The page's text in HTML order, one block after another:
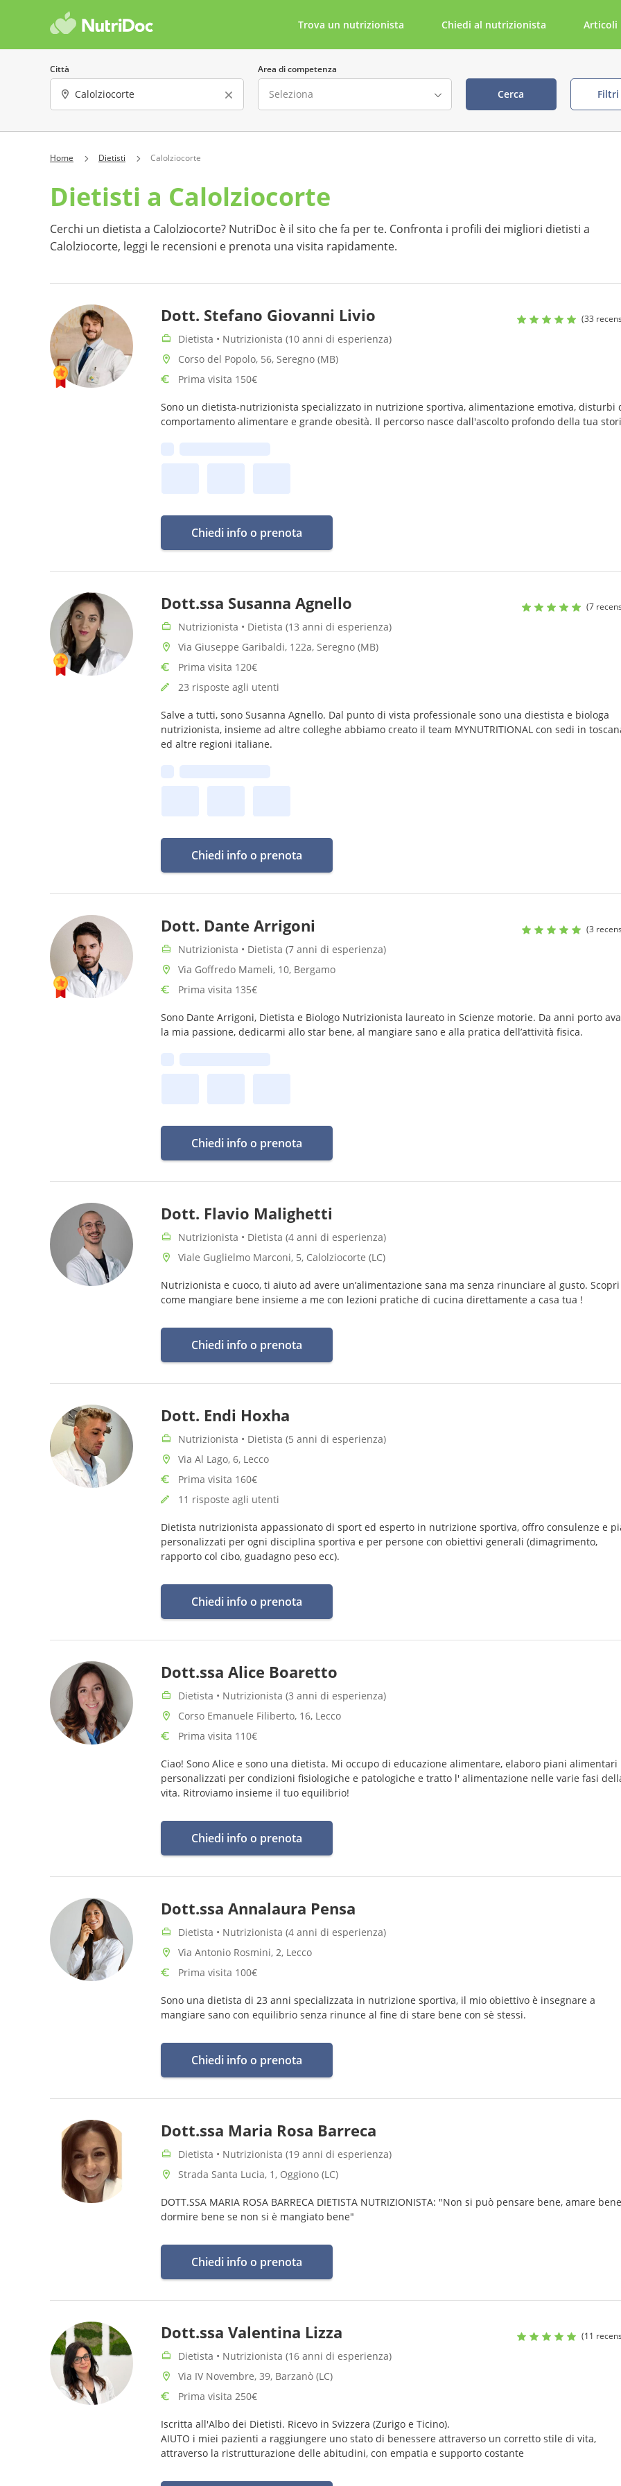
Trova un nutrizionista Chiedi al nutrizionista Articoli
Città Area di competenza
Cerca
Sesso Lingua parlata Cerca per parola chiave
Offre consulenze online
Costo della visita visibile
Ha almeno una recensione
Prenotabile tramite NutriDoc
Home Dietisti Calolziocorte
Dietisti a Calolziocorte
Cerchi un dietista a Calolziocorte? NutriDoc è il sito che fa per te. Confronta i profili dei migliori dietisti a
Calolziocorte, leggi le recensioni e prenota una visita rapidamente.
Dott. Stefano Giovanni Livio (33
Dietista • Nutrizionista (10 anni di esperienza)
Corso del Popolo, 56, Seregno (MB)
Prima visita 150€
Sono un dietista-nutrizionista specializzato in nutrizione sportiva, alimentazione emotiva, disturbi
comportamento alimentare e grande obesità. Il percorso nasce dall'ascolto profondo della tua
Chiedi info o prenota
Dott.ssa Susanna Agnello (7
Nutrizionista • Dietista (13 anni di esperienza)
Via Giuseppe Garibaldi, 122a, Seregno (MB)
Prima visita 120€
23 risposte agli utenti
Salve a tutti, sono Susanna Agnello. Dal punto di vista professionale sono una diestista e biologa
nutrizionista, insieme ad altre colleghe abbiamo creato il team MYNUTRITIONAL con sedi in
ed altre regioni italiane.
Chiedi info o prenota
Dott. Dante Arrigoni (3
Nutrizionista • Dietista (7 anni di esperienza)
Via Goffredo Mameli, 10, Bergamo
Prima visita 135€
Sono Dante Arrigoni, Dietista e Biologo Nutrizionista laureato in Scienze motorie. Da anni porto
la mia passione, dedicarmi allo star bene, al mangiare sano e alla pratica dell’attività fisica.
Chiedi info o prenota
Dott. Flavio Malighetti
Nutrizionista • Dietista (4 anni di esperienza)
Viale Guglielmo Marconi, 5, Calolziocorte (LC)
Nutrizionista e cuoco, ti aiuto ad avere un’alimentazione sana ma senza rinunciare al gusto. Scopri
come mangiare bene insieme a me con lezioni pratiche di cucina direttamente a casa tua !
Chiedi info o prenota
Dott. Endi Hoxha
Nutrizionista • Dietista (5 anni di esperienza)
Via Al Lago, 6, Lecco
Prima visita 160€
11 risposte agli utenti
Dietista nutrizionista appassionato di sport ed esperto in nutrizione sportiva, offro consulenze e
personalizzati per ogni disciplina sportiva e per persone con obiettivi generali (dimagrimento,
rapporto col cibo, guadagno peso ecc).
Chiedi info o prenota
Dott.ssa Alice Boaretto
Dietista • Nutrizionista (3 anni di esperienza)
Corso Emanuele Filiberto, 16, Lecco
Prima visita 110€
Ciao! Sono Alice e sono una dietista. Mi occupo di educazione alimentare, elaboro piani alimentari
personalizzati per condizioni fisiologiche e patologiche e tratto l' alimentazione nelle varie fasi
vita. Ritroviamo insieme il tuo equilibrio!
Chiedi info o prenota
Dott.ssa Annalaura Pensa
Dietista • Nutrizionista (4 anni di esperienza)
Via Antonio Rosmini, 2, Lecco
Prima visita 100€
Sono una dietista di 23 anni specializzata in nutrizione sportiva, il mio obiettivo è insegnare a
mangiare sano con equilibrio senza rinunce al fine di stare bene con sè stessi.
Chiedi info o prenota
Dott.ssa Maria Rosa Barreca
Dietista • Nutrizionista (19 anni di esperienza)
Strada Santa Lucia, 1, Oggiono (LC)
DOTT.SSA MARIA ROSA BARRECA DIETISTA NUTRIZIONISTA: "Non si può pensare bene, amare
dormire bene se non si è mangiato bene"
Chiedi info o prenota
Dott.ssa Valentina Lizza (11
Dietista • Nutrizionista (16 anni di esperienza)
Via IV Novembre, 39, Barzanò (LC)
Prima visita 250€
Iscritta all'Albo dei Dietisti. Ricevo in Svizzera (Zurigo e Ticino).
AIUTO i miei pazienti a raggiungere uno stato di benessere attraverso un corretto stile di vita,
attraverso la ristrutturazione delle abitudini, con empatia e supporto costante